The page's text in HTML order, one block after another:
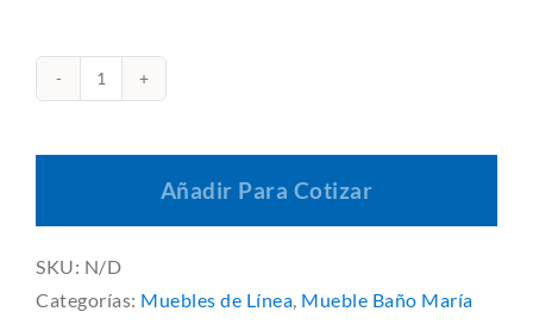
Mueble
de
Acero
Inoxidable
Opción
Añadir Para Cotizar
SKU: N/D
Categorías: Muebles de Línea, Mueble Baño María